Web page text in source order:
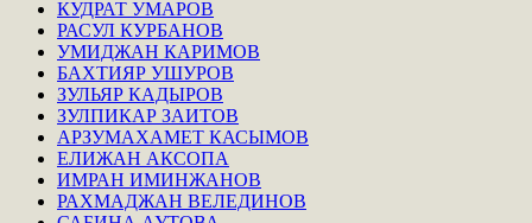
КУДРАТ УМАРОВ
РАСУЛ КУРБАНОВ
УМИДЖАН КАРИМОВ
БАХТИЯР УШУРОВ
ЗУЛЬЯР КАДЫРОВ
ЗУЛПИКАР ЗАИТОВ
АРЗУМАХАМЕТ КАСЫМОВ
ЕЛИЖАН АКСОПА
ИМРАН ИМИНЖАНОВ
РАХМАДЖАН ВЕЛЕДИНОВ